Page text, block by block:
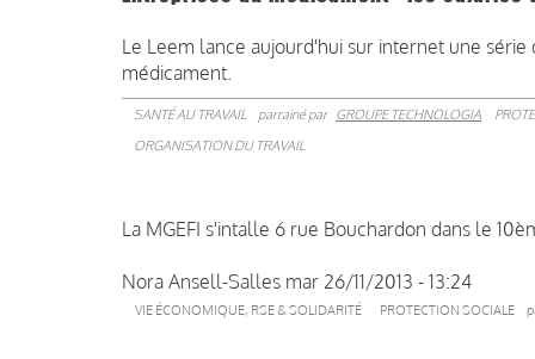
Le Leem lance aujourd'hui sur internet une série
médicament.
SANTÉ AU TRAVAIL parrainé par GROUPE TECHNOLOGIA
ORGANISATION DU TRAVAIL
La MGEFI s'intalle 6 rue Bouchardon dans le
Nora Ansell-Salles mar 26/11/2013 - 13:24
VIE ÉCONOMIQUE, RSE & SOLIDARITÉ PROTECTION SOCIALE